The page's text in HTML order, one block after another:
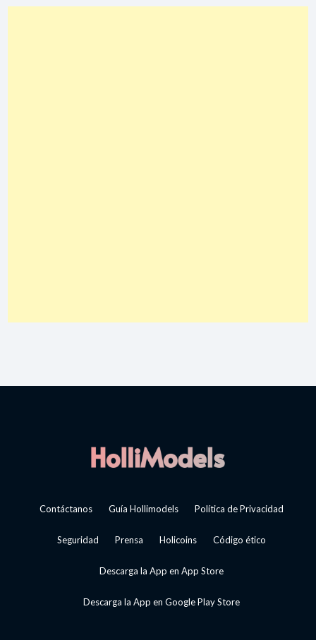
Contáctanos Guía Hollimodels Política de Privacidad
Seguridad Prensa Holicoins Código ético
Descarga la App en App Store
Descarga la App en Google Play Store